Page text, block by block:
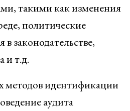
такими как изменения
политические
законодательстве,
и т.д.
идентификации
аудита